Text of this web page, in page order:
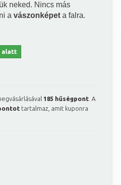
neked. Nincs más
a vászonképet a falra.
alatt
185 hűségpont . A
tartalmaz, amit kuponra